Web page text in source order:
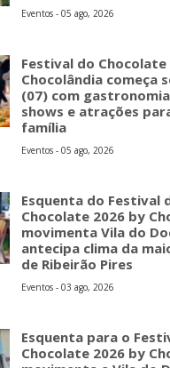
Eventos - 05 ago, 2026
Festival do Chocolate
Chocolândia começa
(07) com
shows e atrações
família
Eventos - 05 ago, 2026
Esquenta do Festival
Chocolate 2026 by
movimenta Vila do
antecipa clima da
de Ribeirão Pires
Eventos - 03 ago, 2026
Esquenta para o
Chocolate 2026 by